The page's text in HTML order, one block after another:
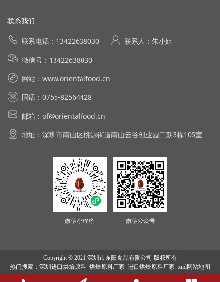
联系我们
联系电话：13422638030
联系人：朱小姐
微信号：13422638030
网站： www.orientalfood.cn
固话：0755-82564428
邮箱：of@orientalfood.cn
地址：深圳市南山区桃源街道南山云谷创业园二期3栋105室
微信小程序 微信公众号
Copyright © 2021 深圳市东阳食品有限公司 版权所有
热门搜索： 深圳进口烘焙原料 烘焙原料厂家 进口烘焙原料厂家 xml网站地图